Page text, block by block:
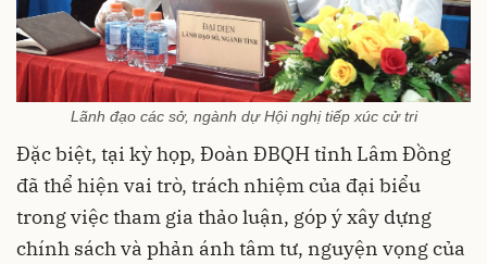
Lãnh đạo các sở, ngành dự Hội nghị tiếp xúc cử tri
Đặc biệt, tại kỳ họp, Đoàn ĐBQH tỉnh Lâm Đồng
đã thể hiện vai trò, trách nhiệm của đại biểu
trong việc tham gia thảo luận, góp ý xây dựng
chính sách và phản ánh tâm tư, nguyện vọng của